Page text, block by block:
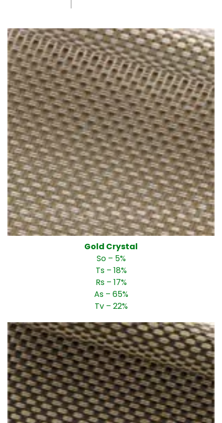
Gold Crystal
So – 5%
Ts – 18%
Rs – 17%
As – 65%
Tv – 22%